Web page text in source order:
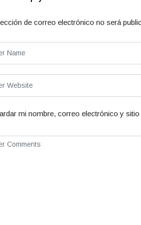
de correo electrónico no será
mi nombre, correo electrónico y